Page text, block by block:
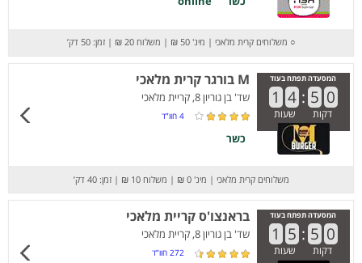
○ משלוחים קרית מלאכי | מינ' 50 ₪ | משלוח 20 ₪ | זמן: 50 דק’
המסעדה תפתח בעוד
1 4 : 5 0
דקות שעות
M בורגר קרית מלאכי
שד' בן גוריון 8, קריית מלאכי
4 חוו”ד
כשר
משלוחים קרית מלאכי | מינ' 0 ₪ | משלוח 10 ₪ | זמן: 40 דק’
המסעדה תפתח בעוד
1 5 : 5 0
דקות שעות
בראנצו'ס קריית מלאכי
שד' בן גוריון 8, קריית מלאכי
272 חוו”ד